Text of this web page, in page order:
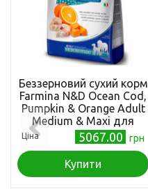
Беззерновий сухий корм
Farmina N&D Ocean Cod,
Pumpkin & Orange Adult
Medium & Maxi для
собак середніх і великих
порід, з тріскою та
апельсином, 12 кг
Ціна 5067.00 грн
Купити